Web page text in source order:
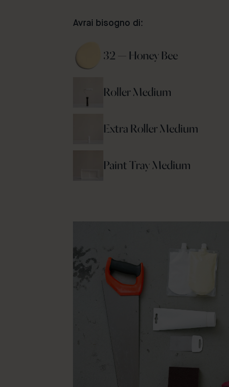
Avrai bisogno di:
32 — Honey Bee
Roller Medium
Extra Roller Medium
Paint Tray Medium